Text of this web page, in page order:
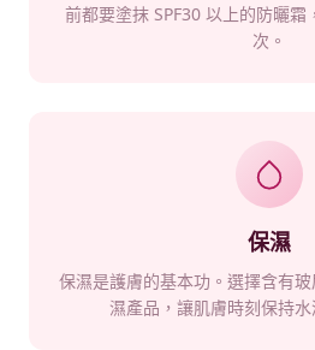
前都要塗抹 SPF30 以上的防曬
次。
保濕
保濕是護膚的基本功。選擇含有
濕產品，讓肌膚時刻保持水